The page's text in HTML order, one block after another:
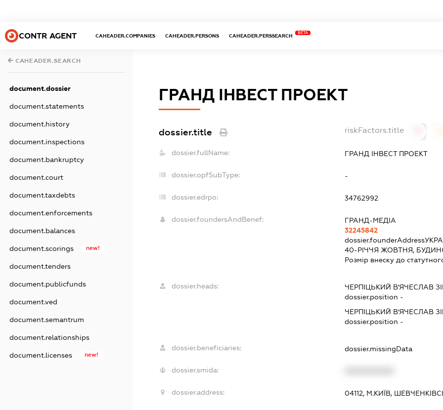
CONTR AGENT CAHEADER.COMPANIES CAHEADER.PERSONS CAHEADER.PERSSEARCH
BETA
CAHEADER.SEARCH
document.dossier
document.statements
document.history
document.inspections
document.bankruptcy
document.court
document.taxdebts
document.enforcements
document.balances
document.scorings new!
document.tenders
document.publicfunds
document.ved
document.semantrum
document.relationships
document.licenses new!
ГРАНД ІНВЕСТ ПРОЕКТ
dossier.title riskFactors.title
dossier.fullName: ГРАНД ІНВЕСТ ПРОЕКТ
dossier.opfSubType: -
dossier.edrpo: 34762992
dossier.foundersAndBenef:
ГРАНД-МЕДІА
32245842
dossier.founderAddress
40-РІЧЧЯ ЖОВТНЯ,
Розмір внеску до
dossier.heads: ЧЕРПІЦЬКИЙ В'ЯЧЕСЛАВ
dossier.position -
ЧЕРПІЦЬКИЙ В'ЯЧЕСЛАВ
dossier.position -
dossier.beneficiaries: dossier.missingData
dossier.smida:
dossier.address: 04112, М.КИЇВ,